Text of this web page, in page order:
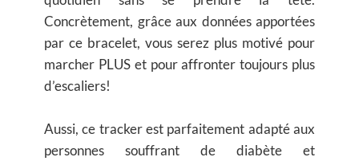
Concrètement, grâce aux données apportées
par ce bracelet, vous serez plus motivé pour
marcher PLUS et pour affronter toujours plus
d’escaliers!
Aussi, ce tracker est parfaitement adapté aux
personnes souffrant de diabète et